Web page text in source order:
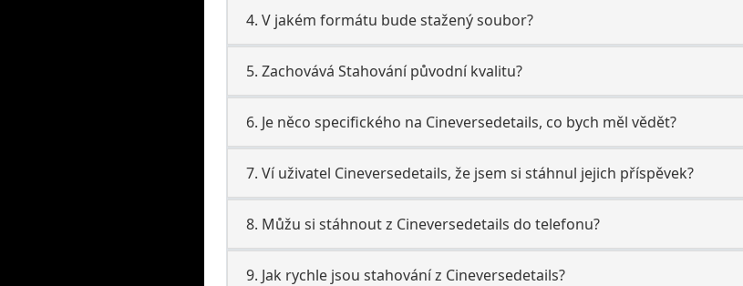
4. V jakém formátu bude stažený soubor?
5. Zachovává Stahování původní kvalitu?
6. Je něco specifického na Cineversedetails, co bych měl vědět?
7. Ví uživatel Cineversedetails, že jsem si stáhnul jejich příspěvek?
8. Můžu si stáhnout z Cineversedetails do telefonu?
9. Jak rychle jsou stahování z Cineversedetails?